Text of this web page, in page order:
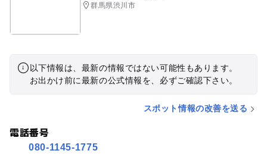
群馬県渋川市
以下情報は、最新の情報ではない可能性もあります。
お出かけ前に最新の公式情報を、必ずご確認下さい。
スポット情報の改善を送る
電話番号
080-1145-1775